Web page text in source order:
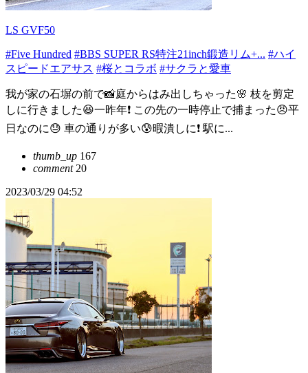
LS GVF50
#Five Hundred #BBS SUPER RS特注21inch鍛造リム+... #ハイ
スピードエアサス #桜とコラボ #サクラと愛車
我が家の石塀の前で📸庭からはみ出しちゃった🌸 枝を剪定
しに行きました😆一昨年❗ この先の一時停止で捕まった😠平
日なのに😓 車の通りが多い😰暇潰しに❗ 駅に...
thumb_up 167
comment20
2023/03/29 04:52